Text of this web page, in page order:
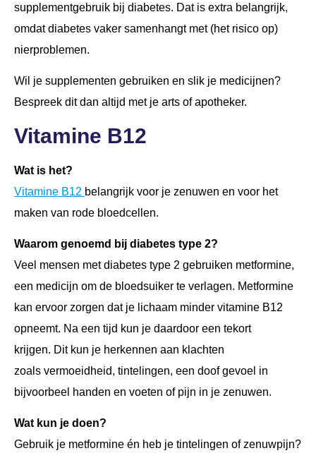
supplementgebruik bij diabetes. Dat is extra belangrijk,
omdat diabetes vaker samenhangt met (het risico op)
nierproblemen.
Wil je supplementen gebruiken en slik je medicijnen?
Bespreek dit dan altijd met je arts of apotheker.
Vitamine B12
Wat is het?
Vitamine B12 belangrijk voor je zenuwen en voor het
maken van rode bloedcellen.
Waarom genoemd bij diabetes type 2?
Veel mensen met diabetes type 2 gebruiken metformine,
een medicijn om de bloedsuiker te verlagen. Metformine
kan ervoor zorgen dat je lichaam minder vitamine B12
opneemt. Na een tijd kun je daardoor een tekort
krijgen. Dit kun je herkennen aan klachten
zoals vermoeidheid, tintelingen, een doof gevoel in
bijvoorbeel handen en voeten of pijn in je zenuwen.
Wat kun je doen?
Gebruik je metformine én heb je tintelingen of zenuwpijn?